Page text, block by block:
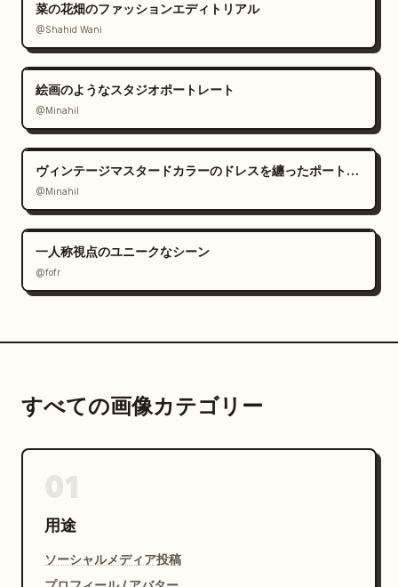
菜の花畑のファッションエディトリアル
@Shahid Wani
絵画のようなスタジオポートレート
@Minahil
ヴィンテージマスタードカラーのドレスを纏ったポートレート
@Minahil
一人称視点のユニークなシーン
@fofr
すべての画像カテゴリー
用途
ソーシャルメディア投稿